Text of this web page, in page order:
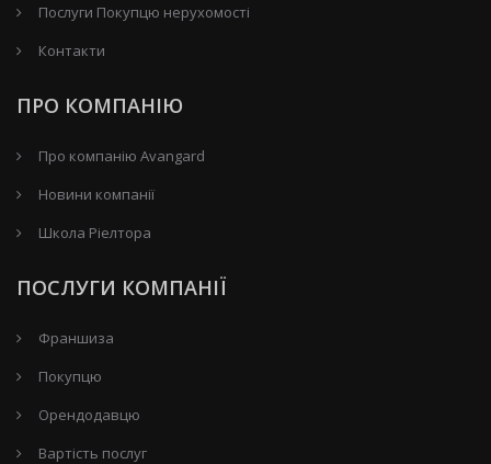
Послуги Покупцю нерухомості
Контакти
ПРО КОМПАНІЮ
Про компанію Avangard
Новини компанії
Школа Ріелтора
ПОСЛУГИ КОМПАНІЇ
Франшиза
Покупцю
Орендодавцю
Вартість послуг